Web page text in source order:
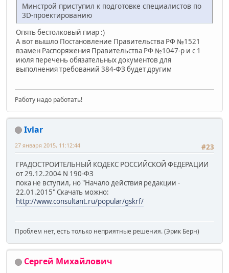
Минстрой приступил к подготовке специалистов по
3D-проектированию
Опять бестолковый пиар :)
А вот вышло Постановление Правительства РФ №1521
взамен Распоряжения Правительства РФ №1047-р и с 1
июля перечень обязательных документов для
выполнения требований 384-ФЗ будет другим
Работу надо работать!
Ivlar
#23
27 января 2015, 11:12:44
ГРАДОСТРОИТЕЛЬНЫЙ КОДЕКС РОССИЙСКОЙ ФЕДЕРАЦИИ
от 29.12.2004 N 190-ФЗ
пока не вступил, но "Начало действия редакции -
22.01.2015" Скачать можно:
http://www.consultant.ru/popular/gskrf/
Проблем нет, есть только неприятные решения. (Эрик Берн)
Сергей Михайлович